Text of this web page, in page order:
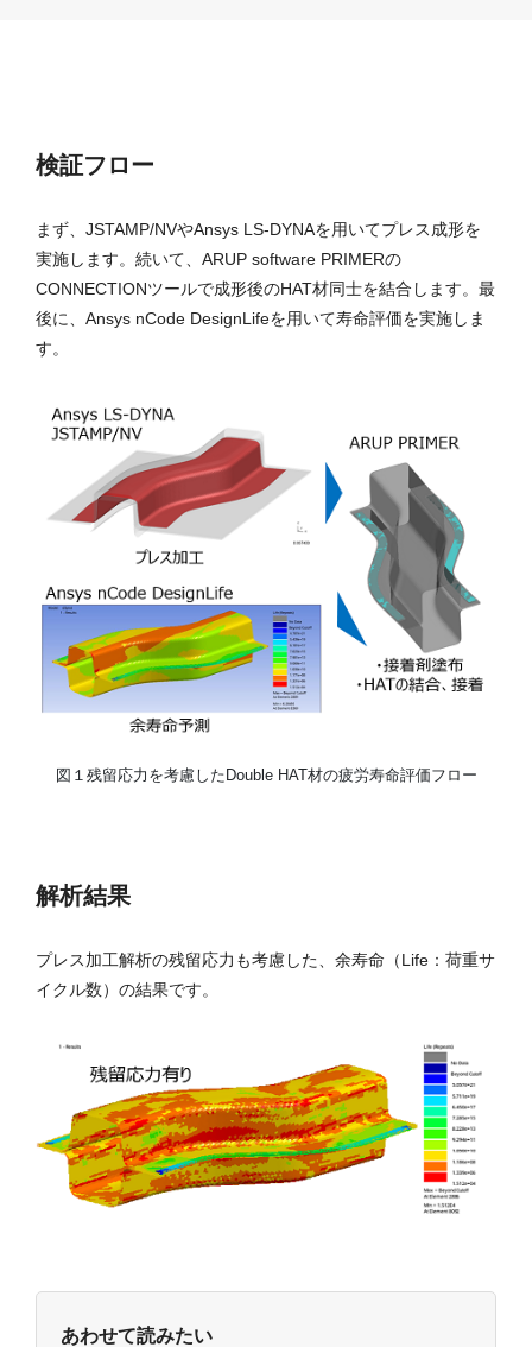
検証フロー
まず、JSTAMP/NVやAnsys LS-DYNAを用いてプレス成形を
実施します。続いて、ARUP software PRIMERの
CONNECTIONツールで成形後のHAT材同士を結合します。最
後に、Ansys nCode DesignLifeを用いて寿命評価を実施しま
す。
図１残留応力を考慮したDouble HAT材の疲労寿命評価フロー
解析結果
プレス加工解析の残留応力も考慮した、余寿命（Life：荷重サ
イクル数）の結果です。
あわせて読みたい